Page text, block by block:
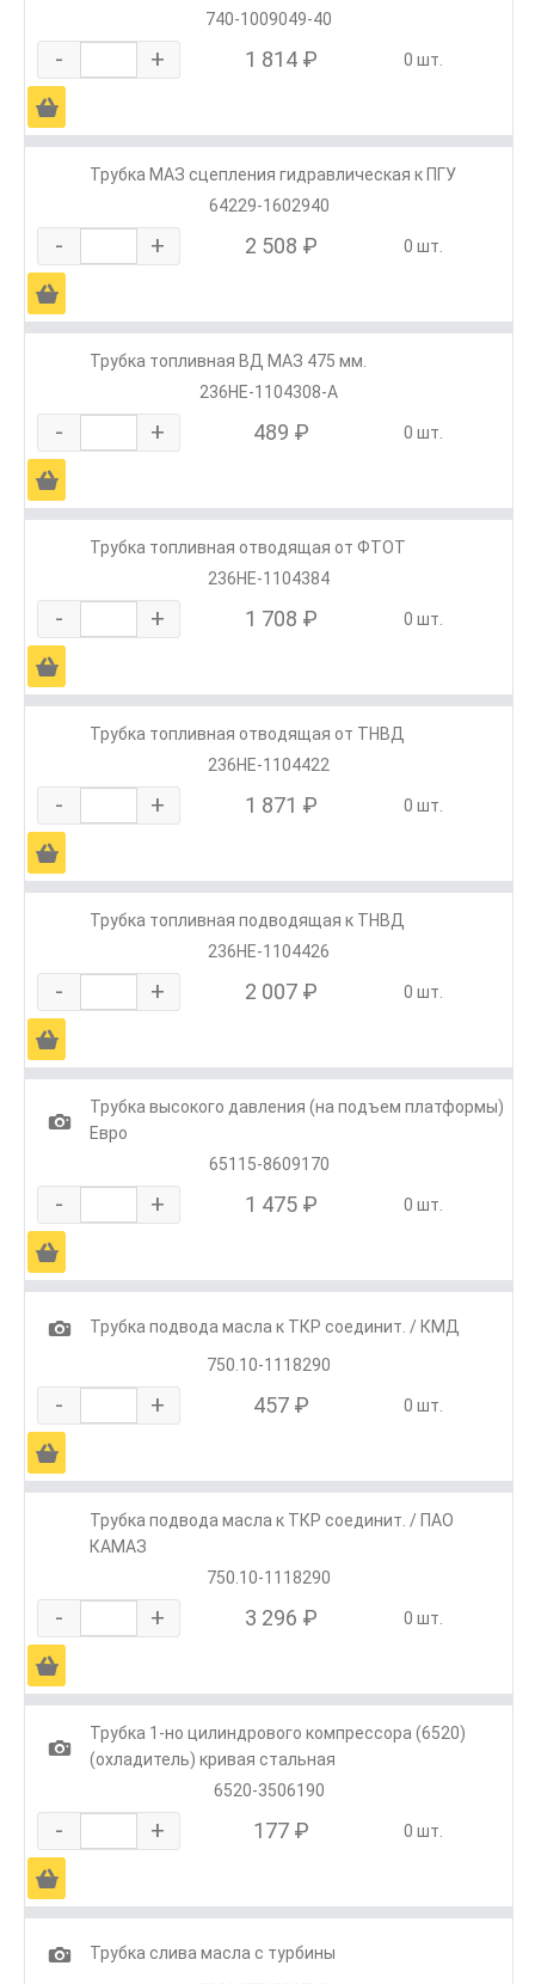
740-1009049-40
- + 1 814 ₽ 0 шт.
Ä
Трубка МАЗ сцепления гидравлическая к ПГУ
64229-1602940
- + 2 508 ₽ 0 шт.
Ä
Трубка топливная ВД МАЗ 475 мм.
236НЕ-1104308-А
- + 489 ₽ 0 шт.
Ä
Трубка топливная отводящая от ФТОТ
236НЕ-1104384
- + 1 708 ₽ 0 шт.
Ä
Трубка топливная отводящая от ТНВД
236НЕ-1104422
- + 1 871 ₽ 0 шт.
Ä
Трубка топливная подводящая к ТНВД
236НЕ-1104426
- + 2 007 ₽ 0 шт.
Ä
1
Трубка высокого давления (на подъем платформы)
Евро
65115-8609170
- + 1 475 ₽ 0 шт.
Ä
1
Трубка подвода масла к ТКР соединит. / КМД
750.10-1118290
- + 457 ₽ 0 шт.
Ä
Трубка подвода масла к ТКР соединит. / ПАО
КАМАЗ
750.10-1118290
- + 3 296 ₽ 0 шт.
Ä
1
Трубка 1-но цилиндрового компрессора (6520)
(охладитель) кривая стальная
6520-3506190
- + 177 ₽ 0 шт.
Ä
1
Трубка слива масла с турбины